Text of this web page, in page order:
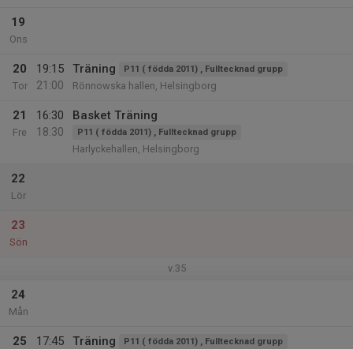
19
Ons
20
Tor
19:15
21:00
Träning P11 ( födda 2011) , Fulltecknad grupp
Rönnowska hallen, Helsingborg
21
Fre
16:30
18:30
Basket Träning
P11 ( födda 2011) , Fulltecknad grupp
Harlyckehallen, Helsingborg
22
Lör
23
Sön
v.35
24
Mån
25
17:45
Träning P11 ( födda 2011) , Fulltecknad grupp